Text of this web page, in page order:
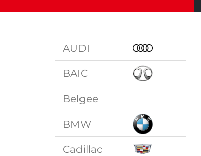
AUDI
BAIC
Belgee
BMW
Cadillac